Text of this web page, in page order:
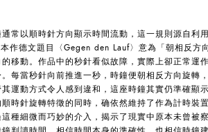
常以順時針方向顯示時間流動，這一規則源自利
作德文題目〈Gegen den Lauf〉意為「朝相反方
的移動。作品中的秒針看似故障，實際上卻正常運
每當秒針向前推進一秒，時鐘便朝相反方向旋轉
其運動方式令人感到違和，這座時鐘其實仍準確顯
順時針旋轉特徵的同時，确依然維持了作為計時裝
這種細微而巧妙的介入，揭示了現實中原本未曾被